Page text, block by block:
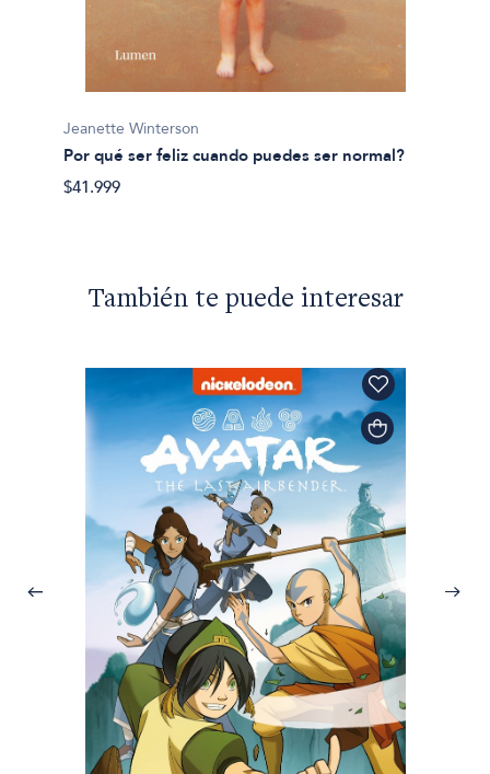
Jeanette Winterson
Por qué ser feliz cuando puedes ser normal?
$41.999
También te puede interesar